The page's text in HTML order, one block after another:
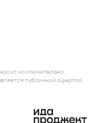
исключительно
публичной офертой,